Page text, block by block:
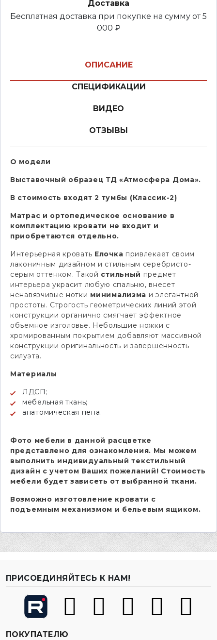
Доставка
Бесплатная доставка при покупке на сумму от 5
000 ₽
ОПИСАНИЕ
СПЕЦИФИКАЦИИ
ВИДЕО
ОТЗЫВЫ
О модели
Выставочный образец ТД «Атмосфера Дома».
В стоимость входят 2 тумбы (Классик-2)
Матрас и ортопедическое основание в
комплектацию кровати не входит и
приобретаются отдельно.
Интерьерная кровать Елочка привлекает своим
лаконичным дизайном и стильным серебристо-
серым оттенком. Такой стильный предмет
интерьера украсит любую спальню, внесет
ненавязчивые нотки минимализма и элегантной
простоты. Строгость геометрических линий этой
конструкции органично смягчает эффектное
объемное изголовье. Небольшие ножки с
хромированным покрытием добавляют массивной
конструкции оригинальность и завершенность
силуэта.
Материалы
ЛДСП;
мебельная ткань;
анатомическая пена.
Фото мебели в данной расцветке
представлено для ознакомления. Мы можем
выполнить индивидуальный текстильный
дизайн с учетом Ваших пожеланий! Стоимость
мебели будет зависеть от выбранной ткани.
Возможно изготовление кровати с
подъемным механизмом и бельевым ящиком.
ПРИСОЕДИНЯЙТЕСЬ К НАМ!
ПОКУПАТЕЛЮ